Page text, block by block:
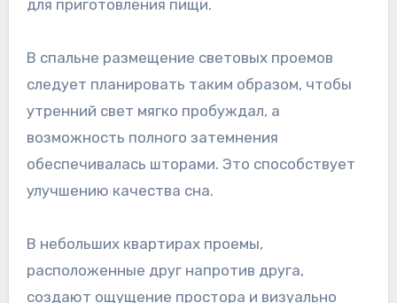
для приготовления пищи.
В спальне размещение световых проемов
следует планировать таким образом, чтобы
утренний свет мягко пробуждал, а
возможность полного затемнения
обеспечивалась шторами. Это способствует
улучшению качества сна.
В небольших квартирах проемы,
расположенные друг напротив друга,
создают ощущение простора и визуально